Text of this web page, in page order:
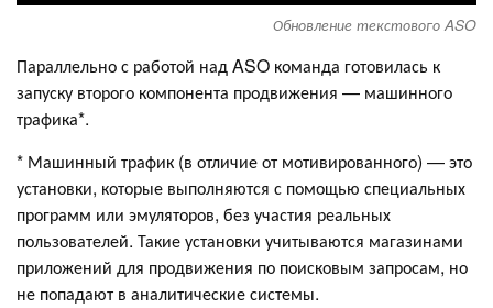
Обновление текстового ASO
Параллельно с работой над ASO команда готовилась к
запуску второго компонента продвижения — машинного
трафика*.
* Машинный трафик (в отличие от мотивированного) — это
установки, которые выполняются с помощью специальных
программ или эмуляторов, без участия реальных
пользователей. Такие установки учитываются магазинами
приложений для продвижения по поисковым запросам, но
не попадают в аналитические системы.